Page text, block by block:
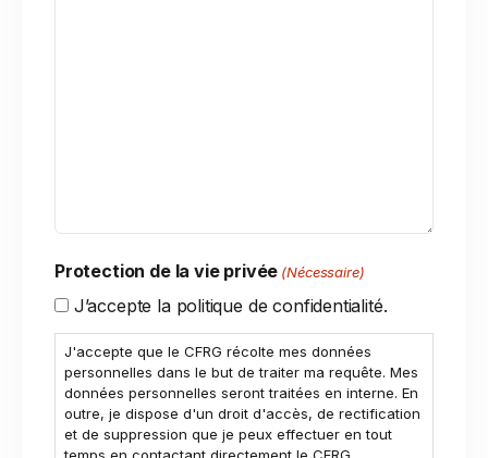
Protection de la vie privée (Nécessaire)
J’accepte la politique de confidentialité.
J'accepte que le CFRG récolte mes données
personnelles dans le but de traiter ma requête. Mes
données personnelles seront traitées en interne. En
outre, je dispose d'un droit d'accès, de rectification
et de suppression que je peux effectuer en tout
temps en contactant directement le CFRG.